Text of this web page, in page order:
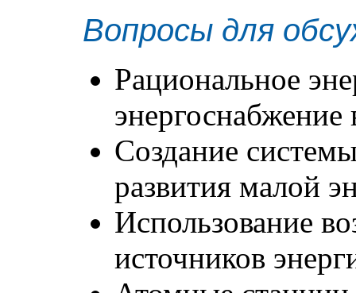
Вопросы для
Рациональное
энергоснабжение
Создание
развития малой
Использование
источников